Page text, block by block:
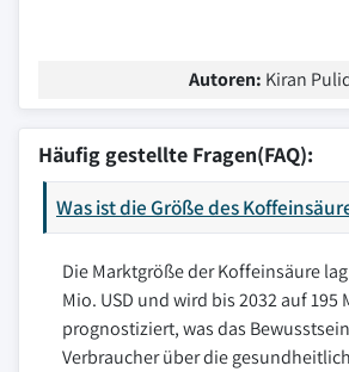
Autoren: Kiran
Häufig gestellte Fragen(FAQ):
Was ist die Größe des
Die Marktgröße der Koffeinsäure
Mio. USD und wird bis 2032 auf 195
prognostiziert, was das
Verbraucher über die